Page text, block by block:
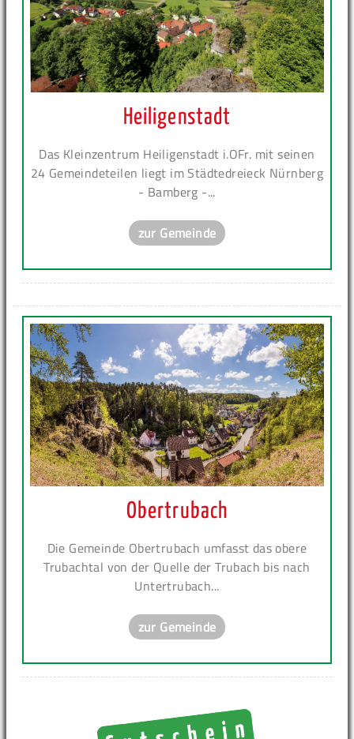
Heiligenstadt
Das Kleinzentrum Heiligenstadt i.OFr. mit seinen
24 Gemeindeteilen liegt im Städtedreieck Nürnberg
- Bamberg -...
zur Gemeinde
Obertrubach
Die Gemeinde Obertrubach umfasst das obere
Trubachtal von der Quelle der Trubach bis nach
Untertrubach...
zur Gemeinde